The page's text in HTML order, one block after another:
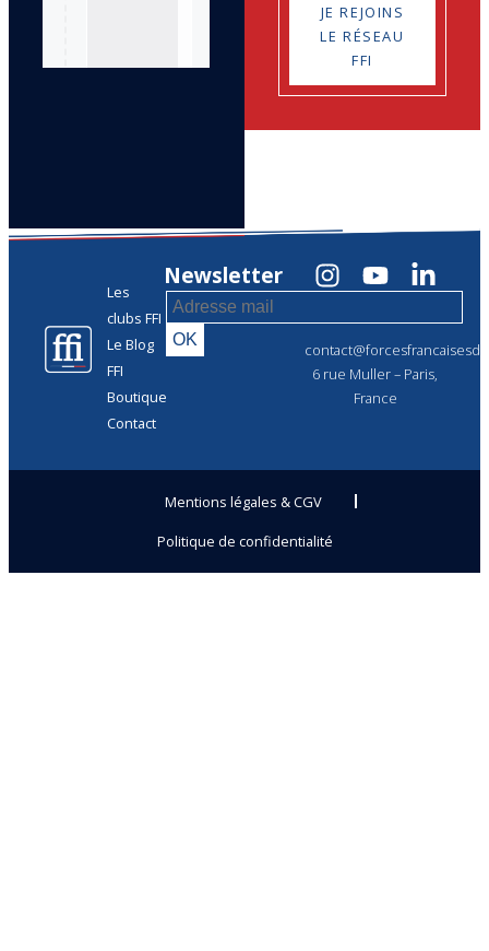
JE REJOINS
LE RÉSEAU
FFI
Les
clubs FFI
Le Blog
FFI
Boutique
Contact
6 rue Muller – Paris,
France
Newsletter
Mentions légales & CGV
Politique de confidentialité